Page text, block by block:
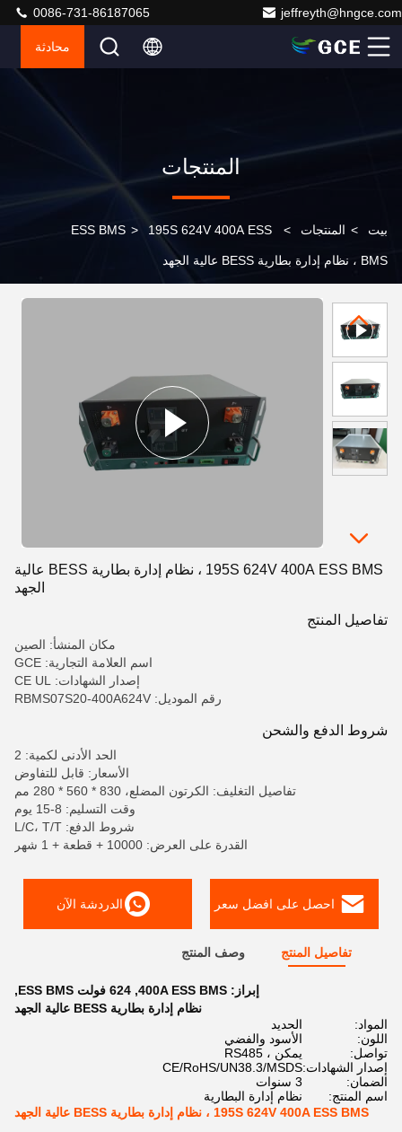
jeffreyth@hngce.com
0086-731-86187065
محادثة
المنتجات
بيت > المنتجات >
ESS BMS > 195S 624V 400A ESS
BMS ، نظام إدارة بطارية BESS عالية الجهد
195S 624V 400A ESS BMS ، نظام إدارة بطارية BESS عالية
الجهد
تفاصيل المنتج
مكان المنشأ: الصين
اسم العلامة التجارية: GCE
إصدار الشهادات: CE UL
رقم الموديل: RBMS07S20-400A624V
شروط الدفع والشحن
الحد الأدنى لكمية: 2
الأسعار: قابل للتفاوض
تفاصيل التغليف: الكرتون المضلع، 830 * 560 * 280 مم
وقت التسليم: 8-15 يوم
شروط الدفع: L/C، T/T
القدرة على العرض: 10000 + قطعة + 1 شهر
احصل على افضل سعر الدردشة الآن
تفاصيل المنتج وصف المنتج
إبراز: 400A ESS BMS
, 624 فولت ESS BMS
,
نظام إدارة بطارية BESS عالية الجهد
المواد:
الحديد
اللون:
الأسود والفضي
تواصل:
يمكن ، RS485
إصدار الشهادات:CE/RoHS/UN38.3/MSDS
الضمان:
3 سنوات
اسم المنتج:
نظام إدارة البطارية
195S 624V 400A ESS BMS ، نظام إدارة بطارية BESS عالية الجهد